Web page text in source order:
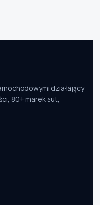
działający
80+ marek aut,